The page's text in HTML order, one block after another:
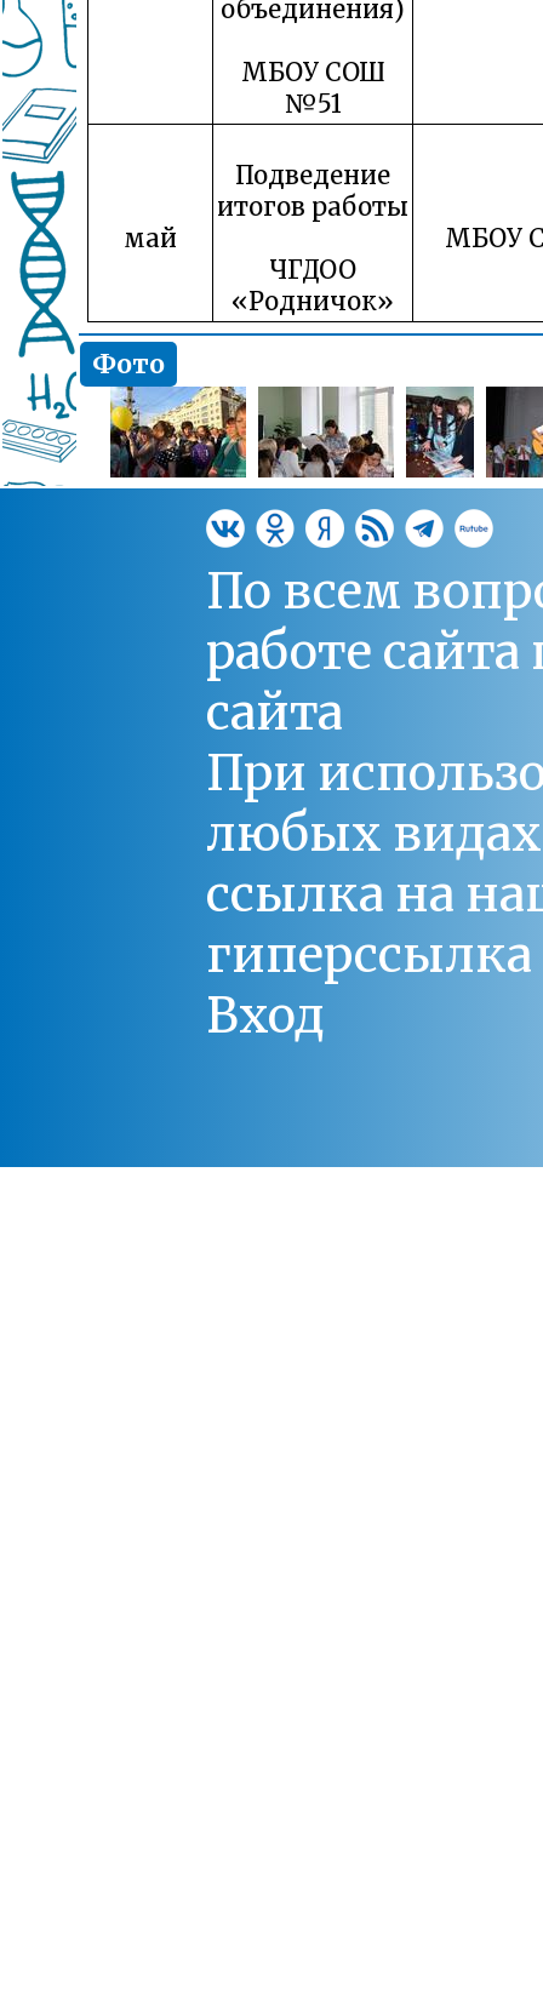
объединения)
МБОУ СОШ
№51
май
Подведение
итогов работы
ЧГДОО
«Родничок»
МБОУ
Фото
По всем
работе
сайта
При
любых
ссылка на
Вход